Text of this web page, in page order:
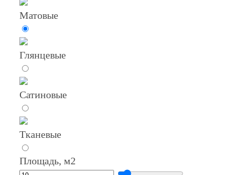
Матовые
Глянцевые
Сатиновые
Тканевые
Площадь, м2